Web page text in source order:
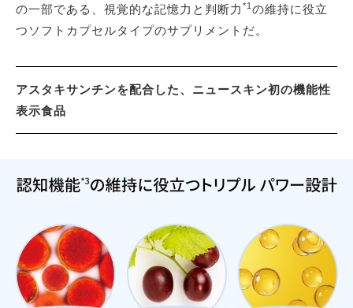
の一部である、視覚的な記憶力と判断力 *1 の維持に役立
つソフトカプセルタイプのサプリメントだ。
アスタキサンチンを配合した、ニュースキン初の機能性
表示食品